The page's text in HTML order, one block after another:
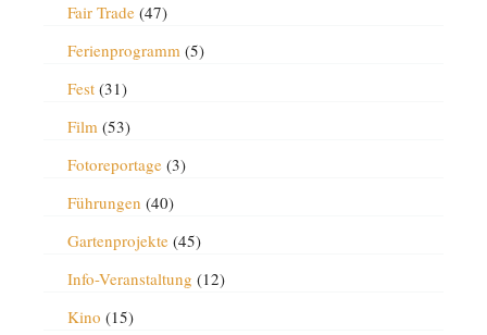
Fair Trade(47)
Ferienprogramm(5)
Fest(31)
Film(53)
Fotoreportage(3)
Führungen (40)
Gartenprojekte(45)
Info-Veranstaltung (12)
Kino (15)